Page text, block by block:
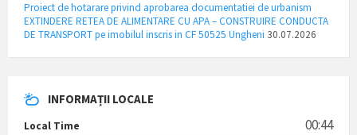
Proiect de hotarare privind aprobarea documentatiei de urbanism
EXTINDERE RETEA DE ALIMENTARE CU APA – CONSTRUIRE CONDUCTA
DE TRANSPORT pe imobilul inscris in CF 50525 Ungheni 30.07.2026
INFORMAȚII LOCALE
Local Time 00:44